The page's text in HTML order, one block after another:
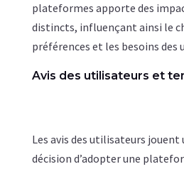
plateformes apporte des
distincts, influençant ainsi le
préférences et les besoins des
Avis des utilisateurs et
Les avis des utilisateurs jouent
décision d’adopter une